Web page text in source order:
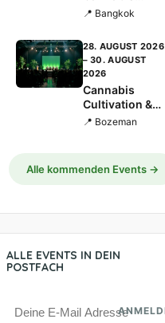
Business Asia-
📍 Bangkok
28. AUGUST 2026
– 30. AUGUST
2026
Cannabis
Cultivation &
Science
📍 Bozeman
Alle kommenden Events →
ALLE EVENTS IN DEIN
POSTFACH